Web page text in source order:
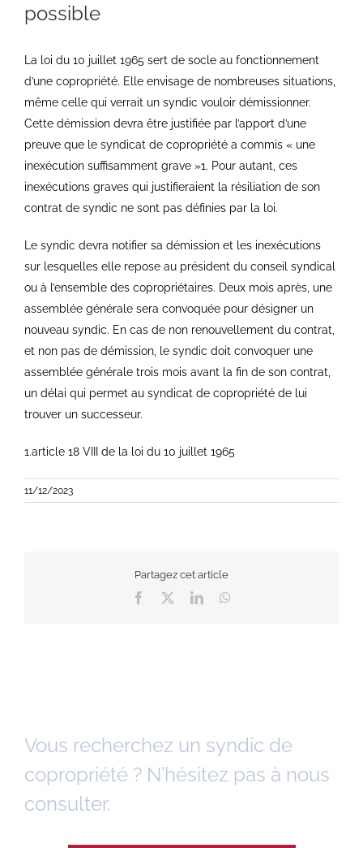
possible
La loi du 10 juillet 1965 sert de socle au fonctionnement
d’une copropriété. Elle envisage de nombreuses situations,
même celle qui verrait un syndic vouloir démissionner.
Cette démission devra être justifiée par l’apport d’une
preuve que le syndicat de copropriété a commis « une
inexécution suffisamment grave »1. Pour autant, ces
inexécutions graves qui justifieraient la résiliation de son
contrat de syndic ne sont pas définies par la loi.
Le syndic devra notifier sa démission et les inexécutions
sur lesquelles elle repose au président du conseil syndical
ou à l’ensemble des copropriétaires. Deux mois après, une
assemblée générale sera convoquée pour désigner un
nouveau syndic. En cas de non renouvellement du contrat,
et non pas de démission, le syndic doit convoquer une
assemblée générale trois mois avant la fin de son contrat,
un délai qui permet au syndicat de copropriété de lui
trouver un successeur.
1.article 18 VIII de la loi du 10 juillet 1965
11/12/2023
Partagez cet article
Facebook LinkedIn
Vous recherchez un syndic de
copropriété ? N’hésitez pas à nous
consulter.